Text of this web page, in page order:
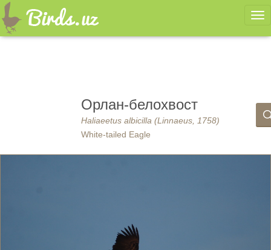
Орлан-белохвост
Haliaeetus albicilla (Linnaeus, 1758)
White-tailed Eagle